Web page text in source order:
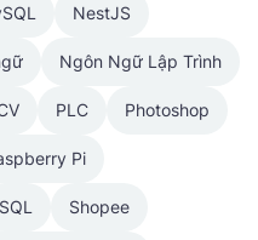
NestJS
Ngôn Ngữ Lập Trình
PLC Photoshop
Pi
SQL Shopee